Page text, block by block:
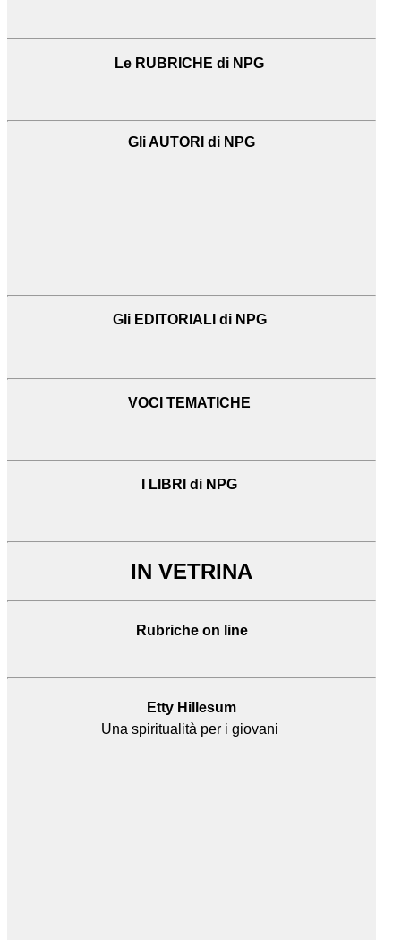
Le RUBRICHE di NPG
Gli AUTORI di NPG
Gli EDITORIALI di NPG
VOCI TEMATICHE
I LIBRI di NPG
IN VETRINA
Rubriche on line
Etty Hillesum
Una spiritualità per i giovani